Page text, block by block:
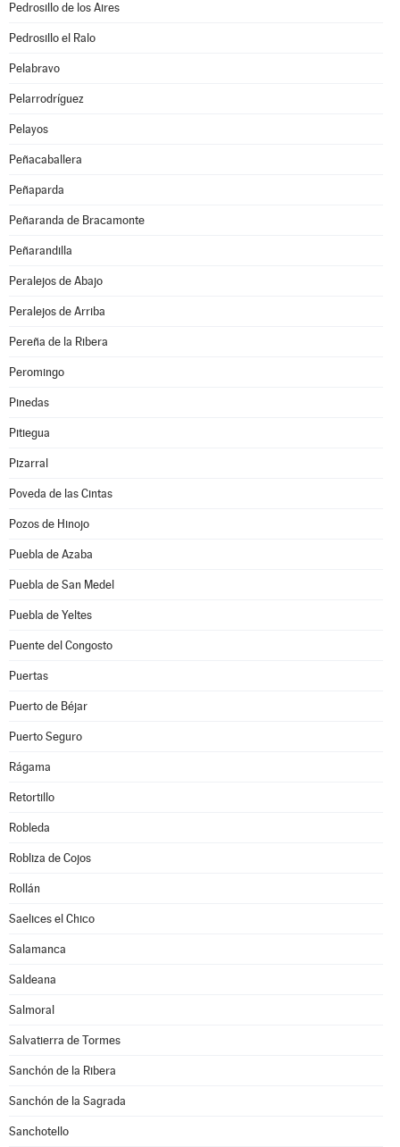
Pedrosillo de los Aires
Pedrosillo el Ralo
Pelabravo
Pelarrodríguez
Pelayos
Peñacaballera
Peñaparda
Peñaranda de Bracamonte
Peñarandilla
Peralejos de Abajo
Peralejos de Arriba
Pereña de la Ribera
Peromingo
Pinedas
Pitiegua
Pizarral
Poveda de las Cintas
Pozos de Hinojo
Puebla de Azaba
Puebla de San Medel
Puebla de Yeltes
Puente del Congosto
Puertas
Puerto de Béjar
Puerto Seguro
Rágama
Retortillo
Robleda
Robliza de Cojos
Rollán
Saelices el Chico
Salamanca
Saldeana
Salmoral
Salvatierra de Tormes
Sanchón de la Ribera
Sanchón de la Sagrada
Sanchotello